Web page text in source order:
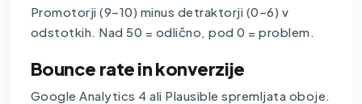
Promotorji (9–10) minus detraktorji (0–6) v
odstotkih. Nad 50 = odlično, pod 0 = problem.
Bounce rate in konverzije
Google Analytics 4 ali Plausible spremljata oboje.